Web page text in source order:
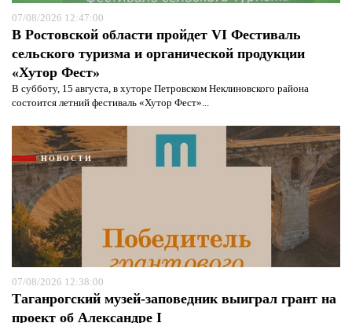
07/08/2026 12:47:00
В Ростовской области пройдет VI Фестиваль
сельского туризма и органической продукции
«Хутор Фест»
В субботу, 15 августа, в хуторе Петровском Неклиновского района
состоится летний фестиваль «Хутор Фест»...
НОВОСТИ
07/08/2026 12:38:00
Таганрогский музей-заповедник выиграл грант на
проект об Александре I